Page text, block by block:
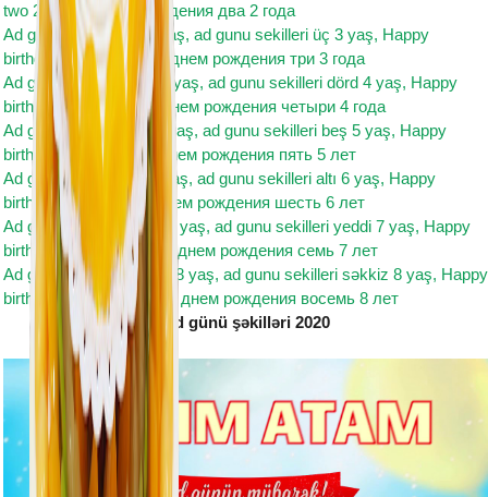
two 2 year, с днем рождения два 2 года
Ad günü şəkilləri üç 3 yaş, ad gunu sekilleri üç 3 yaş, Happy
birthday three 3 year, с днем рождения три 3 года
Ad günü şəkilləri dörd 4 yaş, ad gunu sekilleri dörd 4 yaş, Happy
birthday four 4 year, с днем рождения четыри 4 года
Ad günü şəkilləri beş 5 yaş, ad gunu sekilleri beş 5 yaş, Happy
birthday five 5 year, с днем рождения пять 5 лет
Ad günü şəkilləri altı 6 yaş, ad gunu sekilleri altı 6 yaş, Happy
birthday six 6 year, с днем рождения шесть 6 лет
Ad günü şəkilləri yeddi 7 yaş, ad gunu sekilleri yeddi 7 yaş, Happy
birthday seven 7 year, с днем рождения семь 7 лет
Ad günü şəkilləri səkkiz 8 yaş, ad gunu sekilleri səkkiz 8 yaş, Happy
birthday eight 8th year, с днем рождения восемь 8 лет
Ad günü şəkilləri 2020